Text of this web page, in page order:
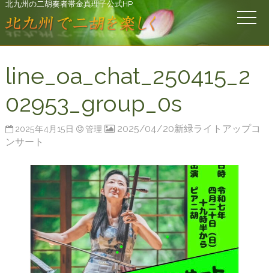
北九州の二胡奏者帯金真理子公式HP
line_oa_chat_250415_2
02953_group_0s
2025年4月15日 管理
2025/04/20新緑ライトアップコ
ンサート